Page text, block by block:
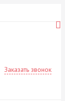
Заказать звонок